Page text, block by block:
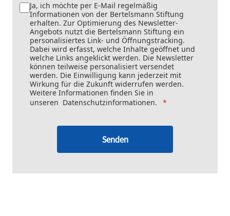
Ja, ich möchte per E-Mail regelmäßig
Informationen von der Bertelsmann Stiftung
erhalten. Zur Optimierung des Newsletter-
Angebots nutzt die Bertelsmann Stiftung ein
personalisiertes Link- und Öffnungstracking.
Dabei wird erfasst, welche Inhalte geöffnet und
welche Links angeklickt werden. Die Newsletter
können teilweise personalisiert versendet
werden. Die Einwilligung kann jederzeit mit
Wirkung für die Zukunft widerrufen werden.
Weitere Informationen finden Sie in
unseren Datenschutzinformationen.
Senden